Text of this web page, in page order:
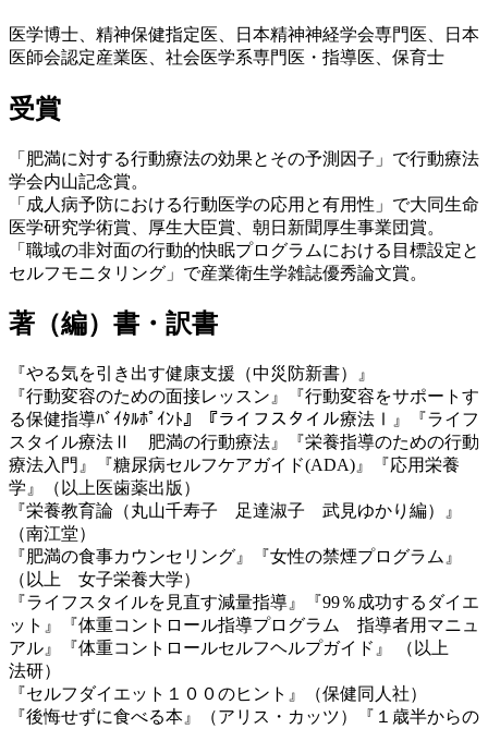
医学博士、精神保健指定医、日本精神神経学会専門医、日本
医師会認定産業医、社会医学系専門医・指導医、保育士
受賞
「肥満に対する行動療法の効果とその予測因子」で行動療法
学会内山記念賞。
「成人病予防における行動医学の応用と有用性」で大同生命
医学研究学術賞、厚生大臣賞、朝日新聞厚生事業団賞。
「職域の非対面の行動的快眠プログラムにおける目標設定と
セルフモニタリング」で産業衛生学雑誌優秀論文賞。
著（編）書・訳書
『やる気を引き出す健康支援（中災防新書）』
『行動変容のための面接レッスン』『行動変容をサポートす
る保健指導ﾊﾞｲﾀﾙﾎﾟｲﾝﾄ』『ライフスタイル療法Ⅰ』『ライフ
スタイル療法Ⅱ 肥満の行動療法』『栄養指導のための行動
療法入門』『糖尿病セルフケアガイド(ADA)』『応用栄養
学』（以上医歯薬出版）
『栄養教育論（丸山千寿子 足達淑子 武見ゆかり編）』
（南江堂）
『肥満の食事カウンセリング』『女性の禁煙プログラム』
（以上 女子栄養大学）
『ライフスタイルを見直す減量指導』『99％成功するダイエ
ット』『体重コントロール指導プログラム 指導者用マニュ
アル』『体重コントロールセルフヘルプガイド』 （以上
法研）
『セルフダイエット１００のヒント』（保健同人社）
『後悔せずに食べる本』（アリス・カッツ）『１歳半からの